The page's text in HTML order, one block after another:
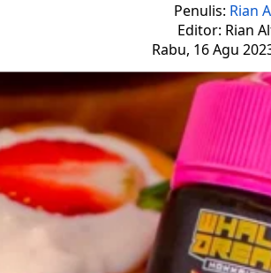
Penulis: Rian
Editor: Rian
Rabu, 16 Agu